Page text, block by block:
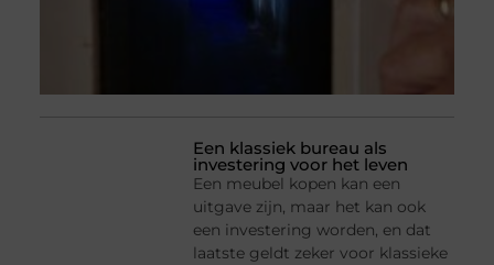
Een klassiek bureau als
investering voor het leven
Een meubel kopen kan een
uitgave zijn, maar het kan ook
een investering worden, en dat
laatste geldt zeker voor klassieke